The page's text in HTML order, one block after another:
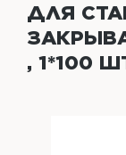
ДЛЯ
, 1*100